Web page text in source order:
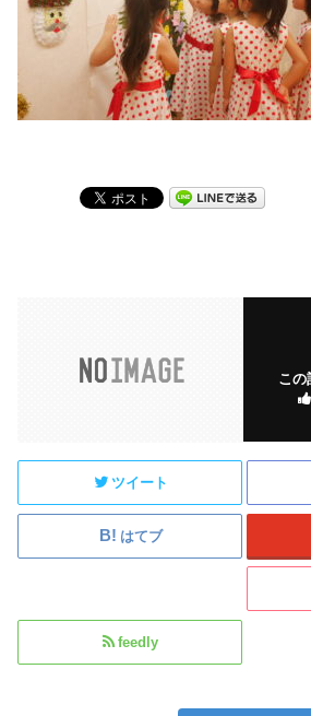
この
ツイート
はてブ
feedly